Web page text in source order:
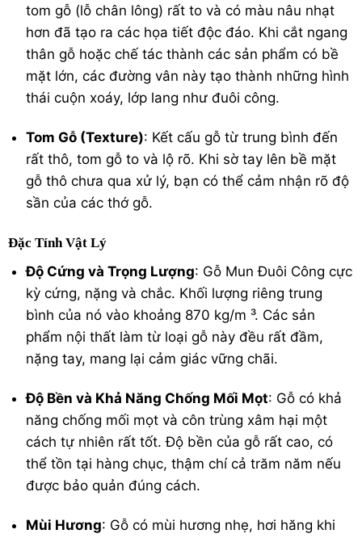
tom gỗ (lỗ chân lông) rất to và có màu nâu nhạt
hơn đã tạo ra các họa tiết độc đáo. Khi cắt ngang
thân gỗ hoặc chế tác thành các sản phẩm có bề
mặt lớn, các đường vân này tạo thành những hình
thái cuộn xoáy, lớp lang như đuôi công.
Tom Gỗ (Texture): Kết cấu gỗ từ trung bình đến
rất thô, tom gỗ to và lộ rõ. Khi sờ tay lên bề mặt
gỗ thô chưa qua xử lý, bạn có thể cảm nhận rõ độ
sần của các thớ gỗ.
Đặc Tính Vật Lý
Độ Cứng và Trọng Lượng: Gỗ Mun Đuôi Công cực
kỳ cứng, nặng và chắc. Khối lượng riêng trung
bình của nó vào khoảng 870 kg/m ³. Các sản
phẩm nội thất làm từ loại gỗ này đều rất đầm,
nặng tay, mang lại cảm giác vững chãi.
Độ Bền và Khả Năng Chống Mối Mọt: Gỗ có khả
năng chống mối mọt và côn trùng xâm hại một
cách tự nhiên rất tốt.Độ bền của gỗ rất cao, có
thể tồn tại hàng chục, thậm chí cả trăm năm nếu
được bảo quản đúng cách.
Mùi Hương: Gỗ có mùi hương nhẹ, hơi hăng khi